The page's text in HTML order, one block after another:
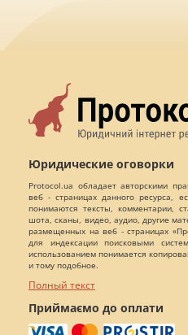
Юридические оговорки
Protocol.ua обладает авторскими
веб - страницах данного ресурса,
понимаются тексты, комментарии,
шота, сканы, видео, аудио, другие
размещенных на веб - страницах
для индексации поисковыми
использованием понимается
и тому подобное.
Полный текст
Приймаємо до оплати